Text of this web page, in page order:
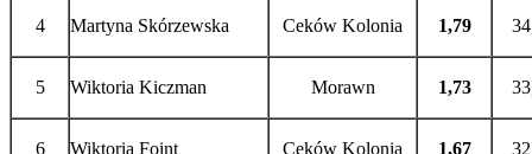
4 Martyna Skórzewska Ceków Kolonia 1,79
5 Wiktoria Kiczman Morawn 1,73
6 Wiktoria Foint Ceków Kolonia 1,67